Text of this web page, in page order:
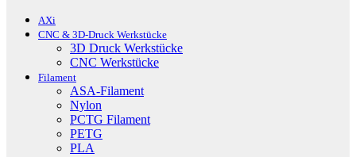
AXi
CNC & 3D-Druck Werkstücke
3D Druck Werkstücke
CNC Werkstücke
Filament
ASA-Filament
Nylon
PCTG Filament
PETG
PLA